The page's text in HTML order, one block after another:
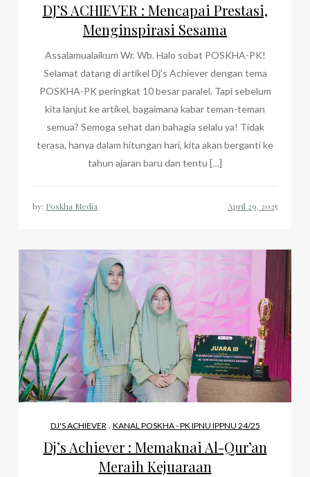
DJ’S ACHIEVER : Mencapai Prestasi,
Menginspirasi Sesama
Assalamualaikum Wr. Wb. Halo sobat POSKHA-PK!
Selamat datang di artikel Dj’s Achiever dengan tema
POSKHA-PK peringkat 10 besar paralel. Tapi sebelum
kita lanjut ke artikel, bagaimana kabar teman-teman
semua? Semoga sehat dan bahagia selalu ya! Tidak
terasa, hanya dalam hitungan hari, kita akan berganti ke
tahun ajaran baru dan tentu […]
by: Poskha Media
DJ'S ACHIEVER, KANAL POSKHA - PK IPNU IPPNU 24/25
Dj’s Achiever : Memaknai Al-Qur’an
Meraih Kejuaraan